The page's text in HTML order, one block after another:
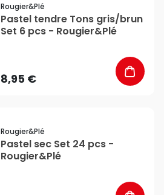
Rougier&plé
Pastel tendre Tons gris/brun
Set 6 pcs - Rougier&Plé
8,95 €
Rougier&plé
Pastel sec Set 24 pcs -
Rougier&Plé